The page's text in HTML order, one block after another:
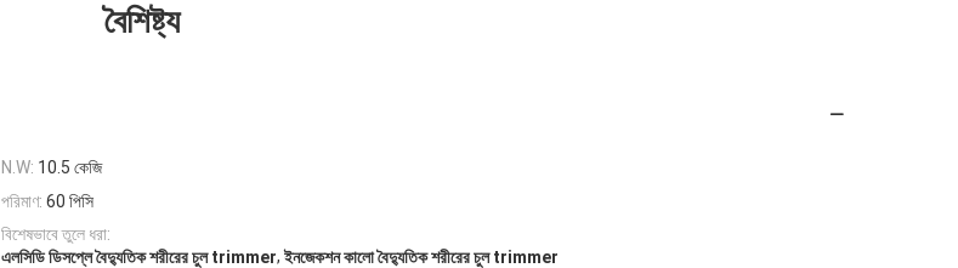
বৈশিষ্ট্য
N.W: 10.5 কেজি
পরিমাণ: 60 পিসি
বিশেষভাবে তুলে ধরা:
এলসিডি ডিসপ্লে বৈদ্যুতিক শরীরের চুল trimmer,ইনজেকশন কালো বৈদ্যুতিক শরীরের চুল trimmer